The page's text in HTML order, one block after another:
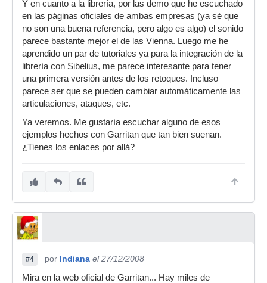
Y en cuanto a la librería, por las demo que he escuchado
en las páginas oficiales de ambas empresas (ya sé que
no son una buena referencia, pero algo es algo) el sonido
parece bastante mejor el de las Vienna. Luego me he
aprendido un par de tutoriales ya para la integración de la
librería con Sibelius, me parece interesante para tener
una primera versión antes de los retoques. Incluso
parece ser que se pueden cambiar automáticamente las
articulaciones, ataques, etc.
Ya veremos. Me gustaría escuchar alguno de esos
ejemplos hechos con Garritan que tan bien suenan.
¿Tienes los enlaces por allá?
#4 por Indiana el 27/12/2008
Mira en la web oficial de Garritan... Hay miles de